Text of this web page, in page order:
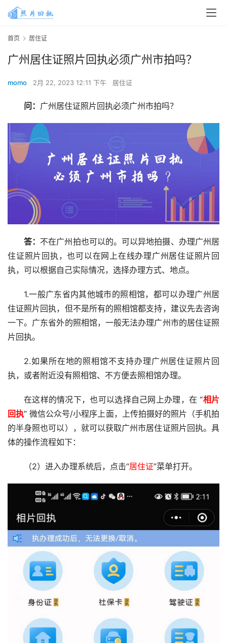
首页 居住证
广州居住证照片回执必须广州市拍吗？
momo 2月 22, 2023 12:11 下午 居住证
问： 广州居住证照片回执必须广州市拍吗？
答： 不在广州拍也可以的。可以异地拍摄、办理广州居
住证照片回执，也可以在网上在线办理广州居住证照片回
执，可以根据自己实际情况，选择办理方式、地点。
1.一般广东省内其他城市的照相馆，都可以办理广州居
住证照片回执，但不是所有的照相馆都支持，建议先去咨询
一下。广东省外的照相馆，一般无法办理广州市的居住证照
片回执。
2.如果所在地的照相馆不支持办理广州居住证照片回
执，或者附近没有照相馆、不方便去照相馆办理。
在这样的情况下，也可以选择自己网上办理，在 “相片
回执” 微信公众号/小程序上面，上传拍摄好的照片（手机拍
的半身照也可以），就可以获取广州市居住证照片回执。具
体的操作流程如下：
（2）进入办理系统后，点击“居住证”菜单打开。